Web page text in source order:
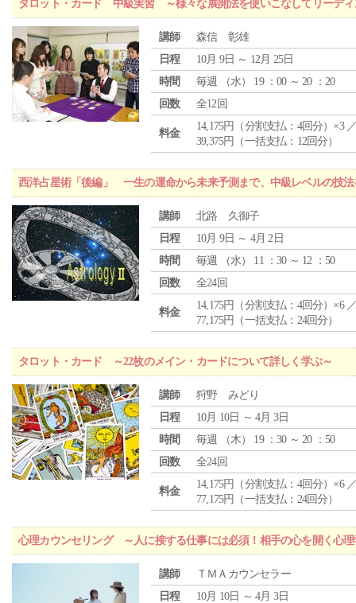
タロット・カード 中級実習 ～様々な展開法を使いこなしてリーディ
講師
森信 彰雄
日程
10月 9日 ～ 12月 25日
時間
毎週 （水） 19 ：00 ～ 20 ：20
回数
全12回
料金
14,175円（分割支払：4回分）×3
39,375円（一括支払：12回分）
西洋占星術「後編」 一生の運命から未来予測まで、中級レベルの技法
講師
北路 久御子
日程
10月 9日 ～ 4月 2日
時間
毎週 （水） 11 ：30 ～ 12 ：50
回数
全24回
料金
14,175円（分割支払：4回分）×6
77,175円（一括支払：24回分）
タロット・カード ～22枚のメイン・カードについて詳しく学ぶ～
講師
狩野 みどり
日程
10月 10日 ～ 4月 3日
時間
毎週 （木） 19 ：30 ～ 20 ：50
回数
全24回
料金
14,175円（分割支払：4回分）×6
77,175円（一括支払：24回分）
心理カウンセリング ～人に接する仕事には必須！相手の心を開く心理
講師
ＴＭＡカウンセラー
日程
10月 10日 ～ 4月 3日